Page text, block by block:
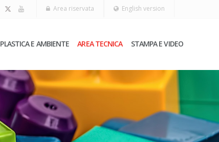
English version
Area riservata
PLASTICA E AMBIENTE AREA TECNICA STAMPA E VIDEO